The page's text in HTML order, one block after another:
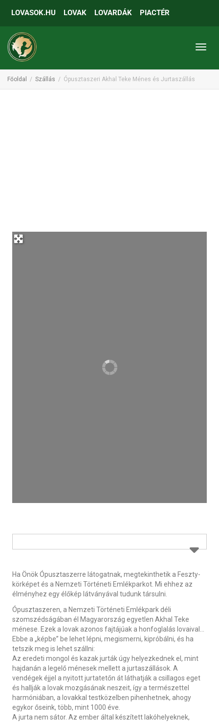
LOVASOK.HU LOVAK LOVARDÁK PIACTÉR
Főoldal Szállás Ópusztaszeri Akhal Teke Ménes és Jurtaszállás
Ha Önök Ópusztaszerre látogatnak, megtekinthetik a Feszty-
körképet és a Nemzeti Történeti Emlékparkot. Mi ehhez az
élményhez egy élőkép látványával tudunk társulni.
Ópusztaszeren, a Nemzeti Történeti Emlékpark déli
szomszédságában él Magyarország egyetlen Akhal Teke
ménese. Ezek a lovak azonos fajtájúak a honfoglalás lovaival…
Ebbe a „képbe” be lehet lépni, megismerni, kipróbálni, és ha
tetszik meg is lehet szállni:
Az eredeti mongol és kazak jurták úgy helyezkednek el, mint
hajdanán a legelő ménesek mellett a jurtaszállások. A
vendégek éjjel a nyitott jurtatetőn át láthatják a csillagos eget
és hallják a lovak mozgásának neszeit, így a természettel
harmóniában, a lovakkal testközelben pihenhetnek, ahogy
egykor őseink, több, mint 1000 éve.
A jurta nem sátor. Az ember által készített lakóhelyeknek,